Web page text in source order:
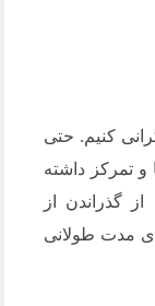
کنیم. حتی
تمرکز داشته
گذراندن از
مدت طولانی